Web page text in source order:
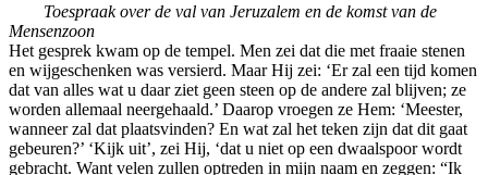
Toespraak over de val van Jeruzalem en de komst van de
Mensenzoon
Het gesprek kwam op de tempel. Men zei dat die met fraaie stenen
en wijgeschenken was versierd. Maar Hij zei: ‘Er zal een tijd komen
dat van alles wat u daar ziet geen steen op de andere zal blijven; ze
worden allemaal neergehaald.’ Daarop vroegen ze Hem: ‘Meester,
wanneer zal dat plaatsvinden? En wat zal het teken zijn dat dit gaat
gebeuren?’ ‘Kijk uit’, zei Hij, ‘dat u niet op een dwaalspoor wordt
gebracht. Want velen zullen optreden in mijn naam en zeggen: “Ik